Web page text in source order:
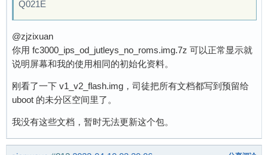
Q021E
@zjzixuan
你用 fc3000_ips_od_jutleys_no_roms.img.7z 可以正常显示就
说明屏幕和我的使用相同的初始化资料。
刚看了一下 v1_v2_flash.img，司徒把所有文档都写到预留给
uboot 的未分区空间里了。
我没有这些文档，暂时无法更新这个包。